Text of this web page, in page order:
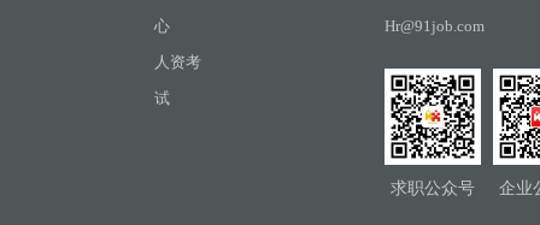
心
人资考
试
Hr@91job.com
求职公众号 企业